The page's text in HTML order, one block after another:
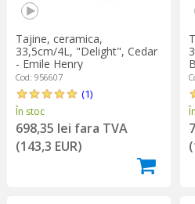
Tajine, ceramica,
33,5cm/4L, "Delight", Cedar
- Emile Henry
Cod: 956607
(1)
În stoc
698,35 lei fara TVA
(143,3 EUR)